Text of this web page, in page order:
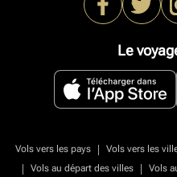
Le
Vols vers les pays | Vols vers les
|
Vols au départ des villes | Vols